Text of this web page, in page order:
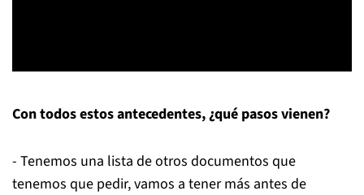
Con todos estos antecedentes, ¿qué pasos vienen?
- Tenemos una lista de otros documentos que
tenemos que pedir, vamos a tener más antes de